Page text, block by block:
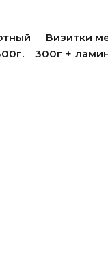
Визитки
300г +